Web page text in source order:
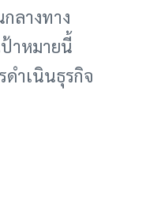
ลางทาง
าหมายนี้
ำเนินธุรกิจ